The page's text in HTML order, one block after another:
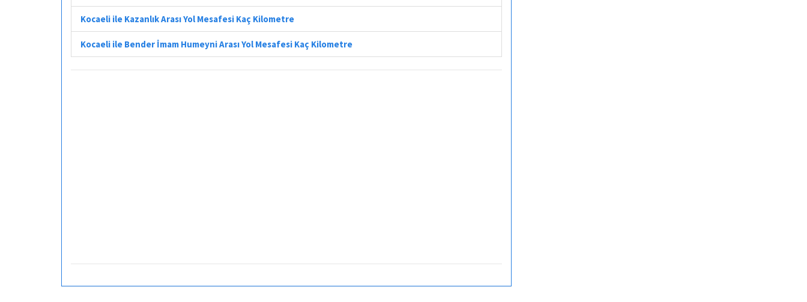
Kocaeli ile Kazanlık Arası Yol Mesafesi Kaç Kilometre
Kocaeli ile Bender İmam Humeyni Arası Yol Mesafesi Kaç Kilometre